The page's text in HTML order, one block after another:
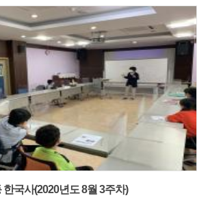
한국사(2020년도 8월 3주차)